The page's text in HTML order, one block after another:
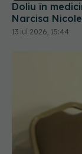
Doliu în
Narcisa
13 iul 2026, 15:44